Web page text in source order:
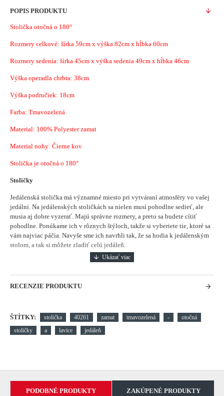
POPIS PRODUKTU
Stolička otočná o 180°
Rozmery celkové: šírka 59cm x výška 82cm x hĺbka 60cm
Rozmery sedenia: šírka 45cm x výška sedenia 49cm x hĺbka 46cm
Výška operadla chrbta: 38cm
Výška područiek: 18cm
Farba: Tmavozelená
Material: 100% Polyester zamat
Material nohy: Čierne kov
Stolička je otočná o 180°
Stoličky
Jedálenská stolička má významné miesto pri vytváraní atmosféry vo vašej
jedálni. Na jedálenských stoličkách sa nielen musí pohodlne sedieť, ale
musia aj dobre vyzerať. Majú správne rozmery, a preto sa budete cítiť
pohodlne. Ponúkame ich v rôznych štýloch, takže si vyberiete tie, ktoré sa
vám najviac páčia. Navyše sme ich navrhli tak, že sa hodia k jedálenským
stolom, a tak si môžete zladiť celú jedáleň.
RECENZIE PRODUKTU
ŠTÍTKY: stolička 40261 zamat tmavozelená -
otočná
stoličky
a lavice jedáleň
PODOBNÉ PRODUKTY ZAKÚPENÉ PRODUKTY